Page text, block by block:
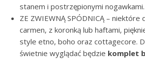
stanem i postrzępionymi nogawkami.
ZE ZWIEWNĄ SPÓDNICĄ – niektóre
carmen, z koronką lub haftami,
style etno, boho oraz cottagecore.
świetnie wyglądać będzie komplet